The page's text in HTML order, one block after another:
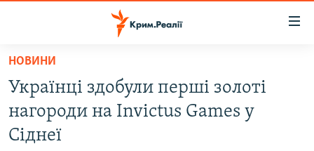
Перейти
основного
матеріалу
Перейти
до
ВОДА.КРИМ
ВІДЕО ТА ФОТО
НОВИНИ
Українці здобули перші золоті
нагороди на Invictus Games у
Сіднеї